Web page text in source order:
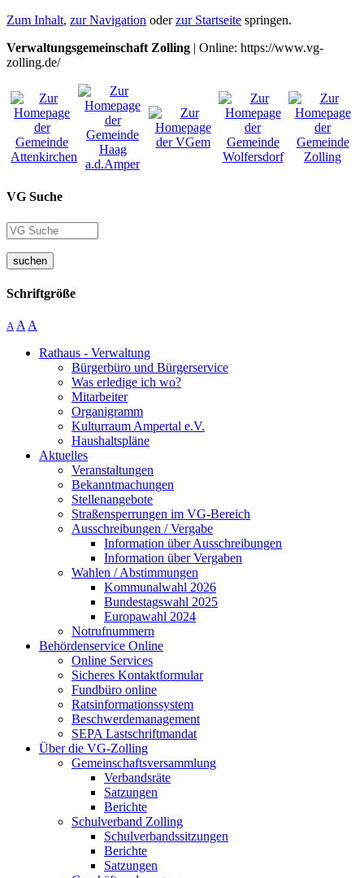
Zum Inhalt, zur Navigation oderzur Startseite springen.
Verwaltungsgemeinschaft Zolling | Online: https://www.vg-
zolling.de/
VG Suche
suchen
Schriftgröße
A A A
Rathaus - Verwaltung
Bürgerbüro und Bürgerservice
Was erledige ich wo?
Mitarbeiter
Organigramm
Kulturraum Ampertal e.V.
Haushaltspläne
Aktuelles
Veranstaltungen
Bekanntmachungen
Stellenangebote
Straßensperrungen im VG-Bereich
Ausschreibungen / Vergabe
Information über Ausschreibungen
Information über Vergaben
Wahlen / Abstimmungen
Kommunalwahl 2026
Bundestagswahl 2025
Europawahl 2024
Notrufnummern
Behördenservice Online
Online Services
Sicheres Kontaktformular
Fundbüro online
Ratsinformationssystem
Beschwerdemanagement
SEPA Lastschriftmandat
Über die VG-Zolling
Gemeinschaftsversammlung
Verbandsräte
Satzungen
Berichte
Schulverband Zolling
Schulverbandssitzungen
Berichte
Satzungen